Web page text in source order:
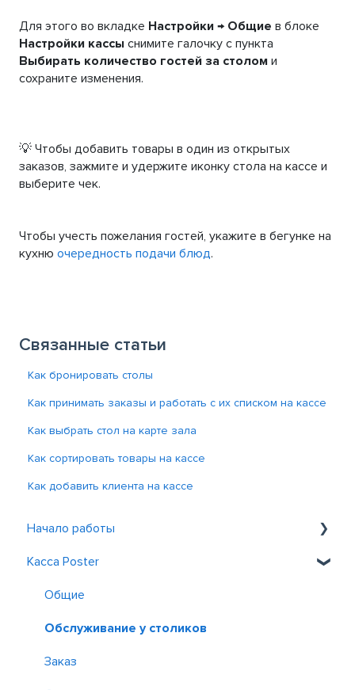
Для этого во вкладке Настройки → Общие в блоке
Настройки кассы снимите галочку с пункта
Выбирать количество гостей за столом и
сохраните изменения.
💡 Чтобы добавить товары в один из открытых
заказов, зажмите и удержите иконку стола на кассе и
выберите чек.
Чтобы учесть пожелания гостей, укажите в бегунке на
кухню очередность подачи блюд.
Связанные статьи
Как бронировать столы
Как принимать заказы и работать с их списком на кассе
Как выбрать стол на карте зала
Как сортировать товары на кассе
Как добавить клиента на кассе
Начало работы
Знакомство с Poster
Регистрация и вход
Касса Poster
Общие
Обслуживание у столиков
Заказ